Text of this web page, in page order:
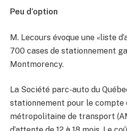
Peu d’option
M. Lecours évoque une «liste
700 cases de stationnement
Montmorency.
La Société parc-auto du
stationnement pour le compte
métropolitaine de transport